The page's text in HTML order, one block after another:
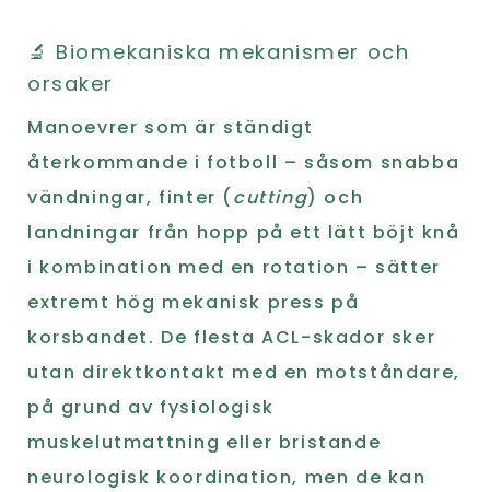
🔬 Biomekaniska mekanismer och
orsaker
Manoevrer som är ständigt
återkommande i fotboll – såsom snabba
vändningar, finter (cutting) och
landningar från hopp på ett lätt böjt knå
i kombination med en rotation – sätter
extremt hög mekanisk press på
korsbandet. De flesta ACL-skador sker
utan direktkontakt med en motståndare,
på grund av fysiologisk
muskelutmattning eller bristande
neurologisk koordination, men de kan